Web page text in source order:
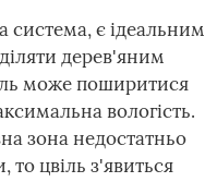
система, є ідеальним
дерев'яним
може поширитися
вологість.
зона недостатньо
то цвіль з'явиться